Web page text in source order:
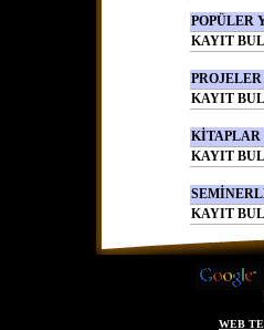
POPÜLER
KAYIT
PROJELER
KAYIT
KİTAPLAR
KAYIT
KAYIT
WEB